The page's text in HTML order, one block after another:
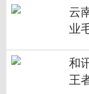
云
业
和
王